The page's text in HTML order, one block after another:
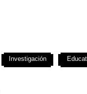
Investigación